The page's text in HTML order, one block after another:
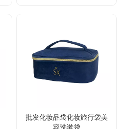
批发化妆品袋化妆旅行袋美
容洗漱袋